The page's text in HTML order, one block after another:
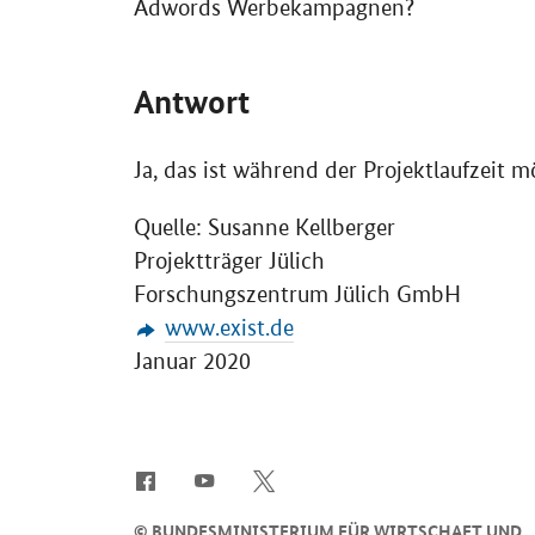
Adwords Werbekampagnen?
Antwort
Ja, das ist während der Projektlaufzeit
Quelle: Susanne Kellberger
Projektträger Jülich
Forschungszentrum Jülich GmbH
www.exist.de
Januar 2020
© BUNDESMINISTERIUM FÜR WIRTSCHAFT UND